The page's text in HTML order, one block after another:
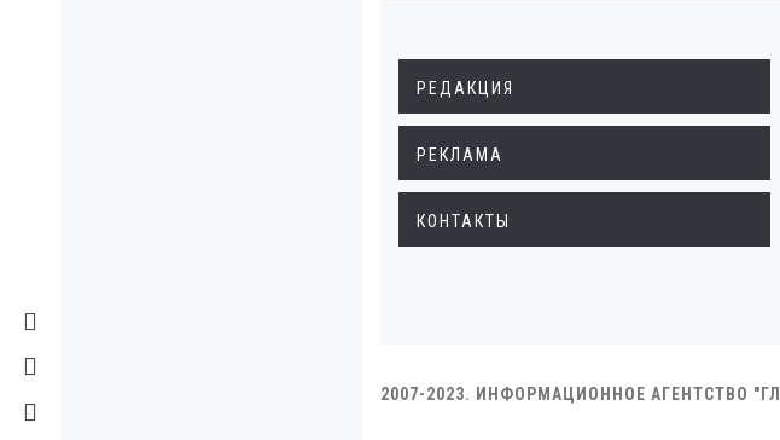
РЕДАКЦИЯ
РЕКЛАМА
КОНТАКТЫ
2007-2023. ИНФОРМАЦИОННОЕ АГЕНТСТВО